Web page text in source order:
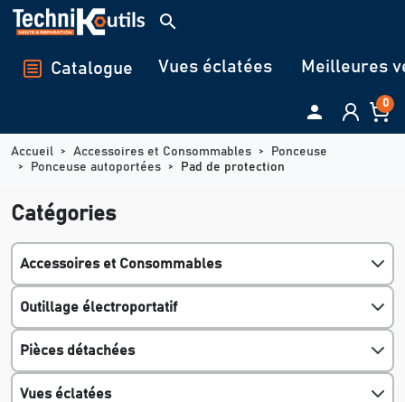
Panneau de gestion des cookies
search
Catalogue Vues éclatées Meilleures
 0
Accueil Accessoires et Consommables
Ponceuse
Ponceuse autoportées
Pad de protection
Catégories
Accessoires et Consommables
Outillage électroportatif
Pièces détachées
Vues éclatées